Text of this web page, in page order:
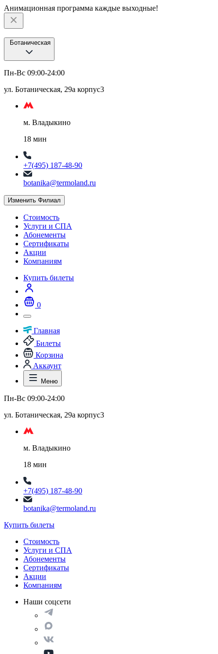
Анимационная программа каждые выходные!
Ботаническая
Пн-Вс 09:00-24:00
ул. Ботаническая, 29а корпус3
м. Владыкино
18 мин
+7(495) 187-48-90
botanika@termoland.ru
Изменить Филиал
Стоимость
Услуги и СПА
Абонементы
Сертификаты
Акции
Компаниям
Купить билеты
0
Главная
Билеты
Корзина
Аккаунт
Меню
Пн-Вс 09:00-24:00
ул. Ботаническая, 29а корпус3
м. Владыкино
18 мин
+7(495) 187-48-90
botanika@termoland.ru
Купить билеты
Стоимость
Услуги и СПА
Абонементы
Сертификаты
Акции
Компаниям
Наши соцсети